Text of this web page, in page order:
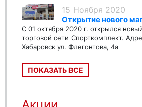
15 Ноября 2020
Открытие нового
С 01 октября 2020 г. открылся
торговой сети Спорткомплект.
Хабаровск ул. Флегонтова, 4а
ПОКАЗАТЬ ВСЕ